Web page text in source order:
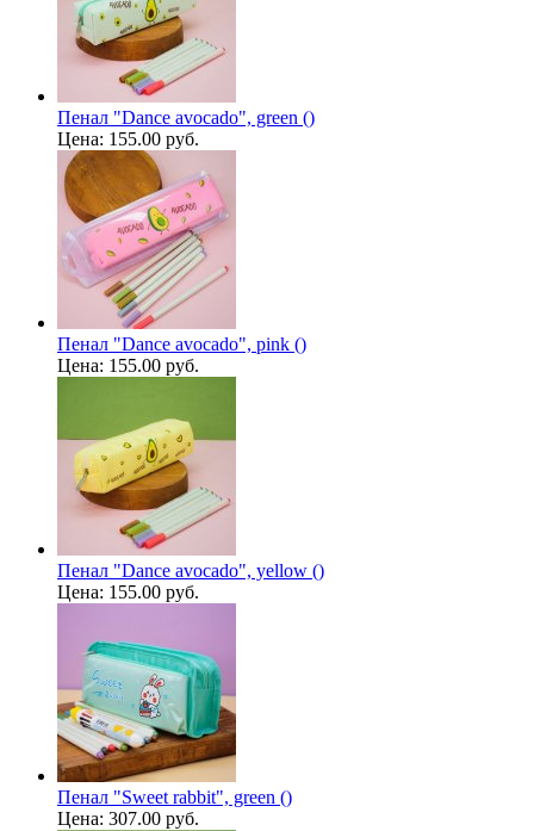
Пенал "Dance avocado", green ()
Цена: 155.00 руб.
Пенал "Dance avocado", pink ()
Цена: 155.00 руб.
Пенал "Dance avocado", yellow ()
Цена: 155.00 руб.
Пенал "Sweet rabbit", green ()
Цена: 307.00 руб.